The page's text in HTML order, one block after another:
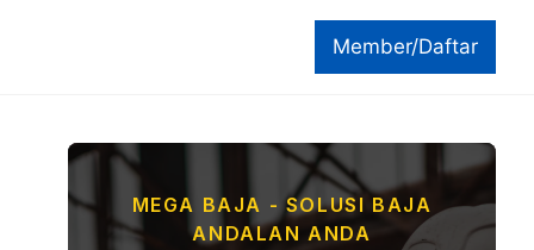
Member/Daftar
MEGA BAJA - SOLUSI BAJA
ANDALAN ANDA